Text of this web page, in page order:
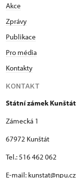
Akce
Zprávy
Publikace
Pro média
Kontakty
KONTAKT
Státní zámek Kunštát
Zámecká 1
67972 Kunštát
Tel.: 516 462 062
E-mail: kunstat@npu.cz